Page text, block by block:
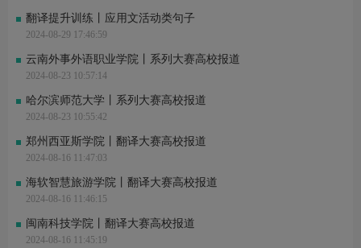
翻译提升训练丨应用文活动类句子
2024-08-29 17:46:59
云南外事外语职业学院丨系列大赛高校报道
2024-08-23 10:57:14
哈尔滨师范大学丨系列大赛高校报道
2024-08-23 10:55:42
郑州西亚斯学院丨翻译大赛高校报道
2024-08-16 11:47:03
海软智慧旅游学院丨翻译大赛高校报道
2024-08-16 11:46:15
闽南科技学院丨翻译大赛高校报道
2024-08-16 11:45:19